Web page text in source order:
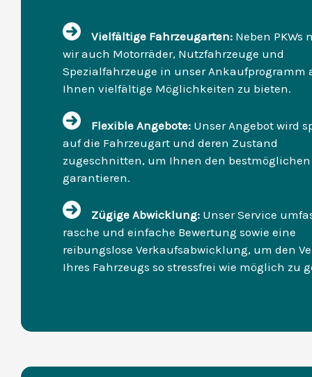
Vielfältige Fahrzeugarten: Neben PKWs
wir auch Motorräder, Nutzfahrzeuge und
Spezialfahrzeuge in unser Ankaufprogramm
Ihnen vielfältige Möglichkeiten zu bieten.
Flexible Angebote: Unser Angebot wird
auf die Fahrzeugart und deren Zustand
zugeschnitten, um Ihnen den bestmöglichen
garantieren.
Zügige Abwicklung: Unser Service
rasche und einfache Bewertung sowie eine
reibungslose Verkaufsabwicklung, um den
Ihres Fahrzeugs so stressfrei wie möglich zu